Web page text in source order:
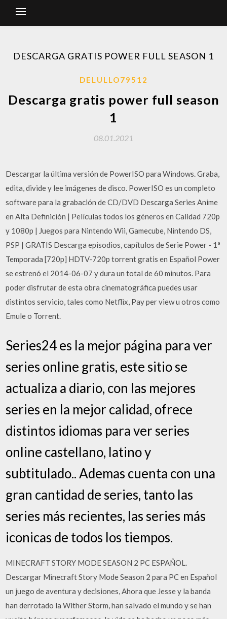
DESCARGA GRATIS POWER FULL SEASON 1
DELULLO79512
Descarga gratis power full season
1
08.01.2021
Descargar la última versión de PowerISO para Windows. Graba,
edita, divide y lee imágenes de disco. PowerISO es un completo
software para la grabación de CD/DVD Descarga Series Anime
en Alta Definición | Películas todos los géneros en Calidad 720p
y 1080p | Juegos para Nintendo Wii, Gamecube, Nintendo DS,
PSP | GRATIS Descarga episodios, capítulos de Serie Power - 1ª
Temporada [720p] HDTV-720p torrent gratis en Español Power
se estrenó el 2014-06-07 y dura un total de 60 minutos. Para
poder disfrutar de esta obra cinematográfica puedes usar
distintos servicio, tales como Netflix, Pay per view u otros como
Emule o Torrent.
Series24 es la mejor página para ver
series online gratis, este sitio se
actualiza a diario, con las mejores
series en la mejor calidad, ofrece
distintos idiomas para ver series
online castellano, latino y
subtitulado.. Ademas cuenta con una
gran cantidad de series, tanto las
series más recientes, las series más
iconicas de todos los tiempos.
MINECRAFT STORY MODE SEASON 2 PC ESPAÑOL.
Descargar Minecraft Story Mode Season 2 para PC en Español
un juego de aventura y decisiones, Ahora que Jesse y la banda
han derrotado la Wither Storm, han salvado el mundo y se han